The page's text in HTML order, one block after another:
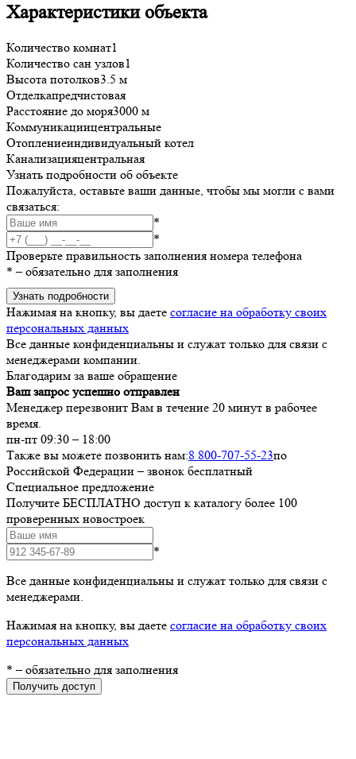
Характеристики объекта
Количество комнат1
Количество сан узлов1
Высота потолков3.5 м
Отделкапредчистовая
Расстояние до моря3000 м
Коммуникациицентральные
Отоплениеиндивидуальный котел
Канализацияцентральная
Узнать подробности об объекте
Пожалуйста, оставьте ваши данные, чтобы мы могли с вами
связаться:
*
*
Проверьте правильность заполнения номера телефона
* – обязательно для заполнения
Узнать подробности
Нажимая на кнопку, вы даете согласие на обработку своих
персональных данных
Все данные конфиденциальны и служат только для связи с
менеджерами компании.
Благодарим за ваше обращение
Ваш запрос успешно отправлен
Менеджер перезвонит Вам в течение 20 минут в рабочее
время.
пн-пт 09:30 – 18:00
Также вы можете позвонить нам:8 800-707-55-23по
Российской Федерации – звонок бесплатный
Специальное предложение
Получите БЕСПЛАТНО доступ к каталогу более 100
проверенных новостроек
*
Все данные конфиденциальны и служат только для связи с
менеджерами.
Нажимая на кнопку, вы даете согласие на обработку своих
персональных данных
* – обязательно для заполнения
Получить доступ